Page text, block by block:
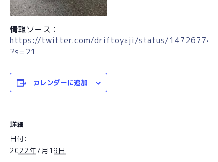
情報ソース：
https://twitter.com/driftoyaji/status/
?s=21
カレンダーに追加
詳細
日付:
2022年7月19日